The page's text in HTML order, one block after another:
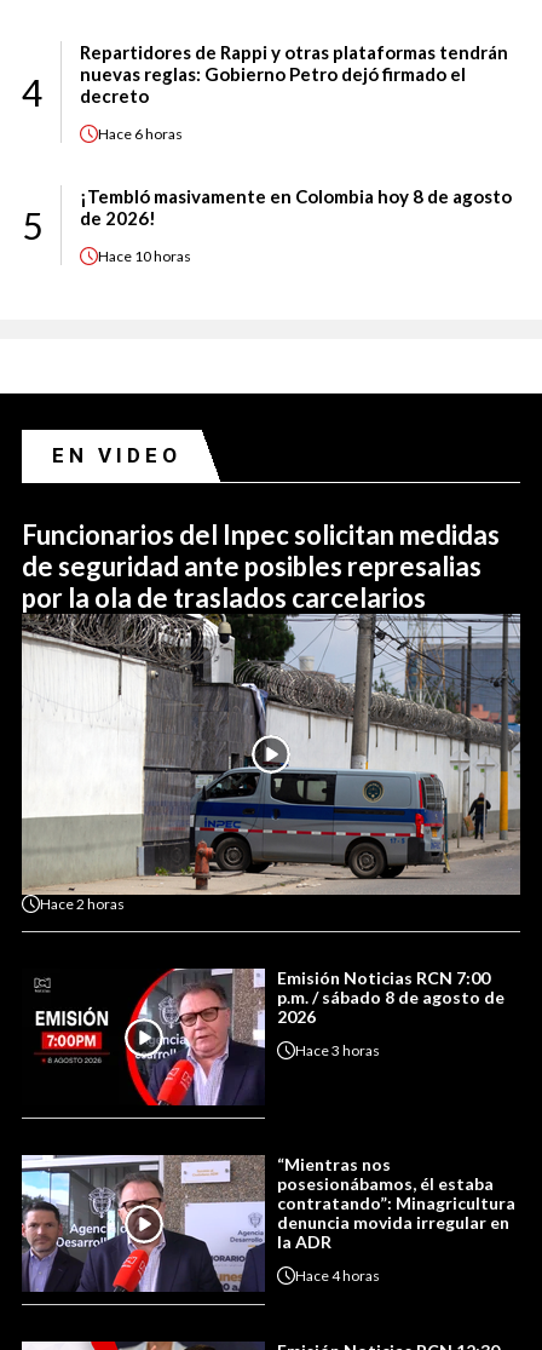
4
Repartidores de Rappi y otras plataformas tendrán
nuevas reglas: Gobierno Petro dejó firmado el
decreto
Hace 6 horas
5
¡Tembló masivamente en Colombia hoy 8 de agosto
de 2026!
Hace 10 horas
EN VIDEO
Funcionarios del Inpec solicitan medidas
de seguridad ante posibles represalias
por la ola de traslados carcelarios
Hace2 horas
Emisión Noticias RCN 7:00
p.m. / sábado 8 de agosto de
2026
Hace3 horas
“Mientras nos
posesionábamos, él estaba
contratando”: Minagricultura
denuncia movida irregular en
la ADR
Hace4 horas